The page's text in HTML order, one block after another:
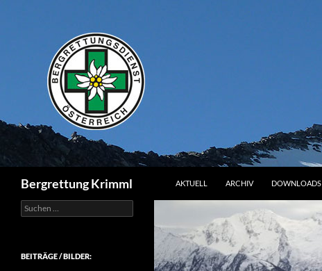
Bergrettung Krimml AKTUELL ARCHIV DOWNLOADS
Suchen
nach:
BEITRÄGE / BILDER: